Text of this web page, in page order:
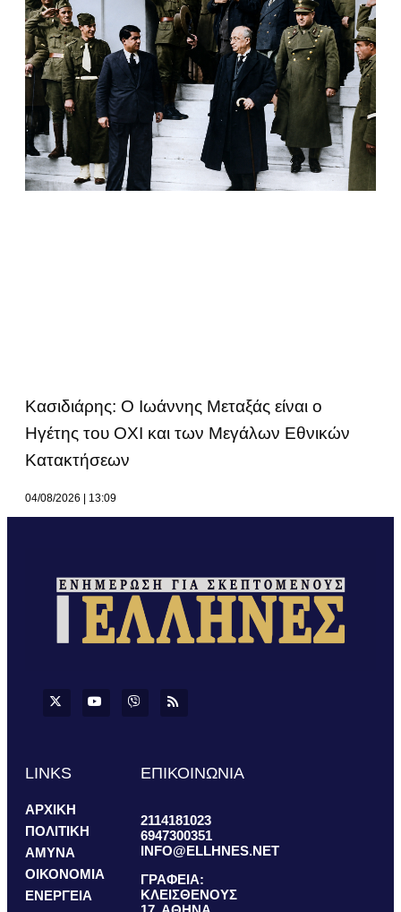
Κασιδιάρης: Ο Ιωάννης Μεταξάς είναι ο
Ηγέτης του ΟΧΙ και των Μεγάλων Εθνικών
Κατακτήσεων
04/08/2026 13:09
LINKS
ΑΡΧΙΚΗ
ΠΟΛΙΤΙΚΗ
ΑΜΥΝΑ
ΟΙΚΟΝΟΜΙΑ
ΕΝΕΡΓΕΙΑ
ΕΠΙΚΟΙΝΩΝΙΑ
2114181023
6947300351
INFO@ELLHNES.NET
ΓΡΑΦΕΙΑ:
ΚΛΕΙΣΘΕΝΟΥΣ